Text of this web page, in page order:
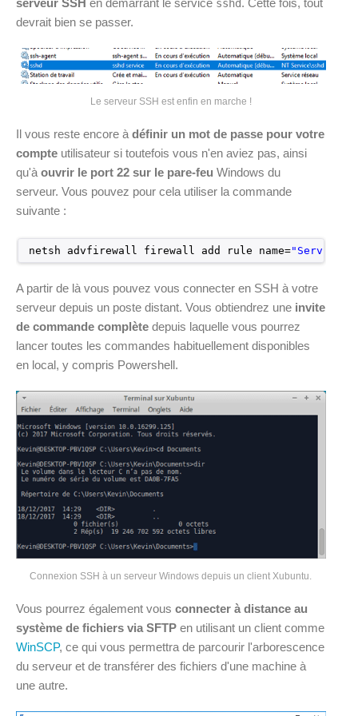
serveur SSH en démarrant le service sshd. Cette fois, tout
devrait bien se passer.
Le serveur SSH est enfin en marche !
Il vous reste encore à définir un mot de passe pour votre
compte utilisateur si toutefois vous n'en aviez pas, ainsi
qu'à ouvrir le port 22 sur le pare-feu Windows du
serveur. Vous pouvez pour cela utiliser la commande
suivante :
netsh advfirewall firewall add rule name="Service
A partir de là vous pouvez vous connecter en SSH à votre
serveur depuis un poste distant. Vous obtiendrez une invite
de commande complète depuis laquelle vous pourrez
lancer toutes les commandes habituellement disponibles
en local, y compris Powershell.
Connexion SSH à un serveur Windows depuis un client Xubuntu.
Vous pourrez également vous connecter à distance au
système de fichiers via SFTP en utilisant un client comme
WinSCP, ce qui vous permettra de parcourir l'arborescence
du serveur et de transférer des fichiers d'une machine à
une autre.